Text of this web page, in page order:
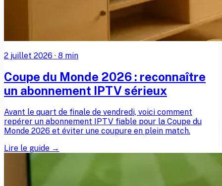
2 juillet 2026 · 8 min
Coupe du Monde 2026 : reconnaître
un abonnement IPTV sérieux
Avant le quart de finale de vendredi, voici comment
repérer un abonnement IPTV fiable pour la Coupe du
Monde 2026 et éviter une coupure en plein match.
Lire le guide →